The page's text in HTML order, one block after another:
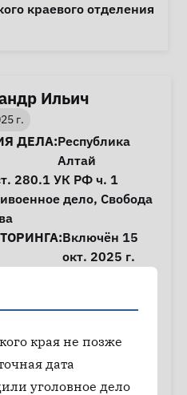
краевого отделения
Ильич
г.
ДЕЛА:Республика
Алтай
280.1 УК РФ ч. 1
дело, Свобода
Включён 15
окт. 2025 г.
края не позже
дата
уголовное дело